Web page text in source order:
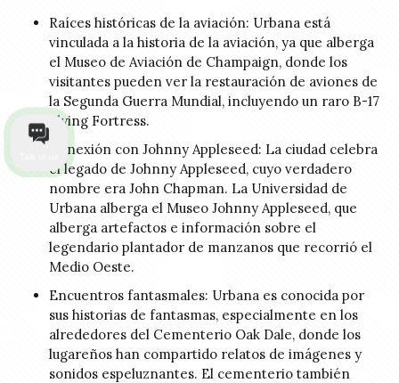
Raíces históricas de la aviación: Urbana está
vinculada a la historia de la aviación, ya que alberga
el Museo de Aviación de Champaign, donde los
visitantes pueden ver la restauración de aviones de
la Segunda Guerra Mundial, incluyendo un raro B-17
Flying Fortress.
Conexión con Johnny Appleseed: La ciudad celebra
el legado de Johnny Appleseed, cuyo verdadero
nombre era John Chapman. La Universidad de
Urbana alberga el Museo Johnny Appleseed, que
alberga artefactos e información sobre el
legendario plantador de manzanos que recorrió el
Medio Oeste.
Encuentros fantasmales: Urbana es conocida por
sus historias de fantasmas, especialmente en los
alrededores del Cementerio Oak Dale, donde los
lugareños han compartido relatos de imágenes y
sonidos espeluznantes. El cementerio también